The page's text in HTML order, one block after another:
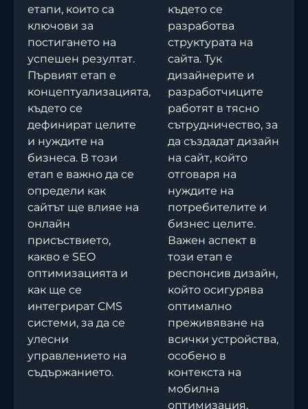
етапи, които са
ключови за
постигането на
успешен резултат.
Първият етап е
концептуализацията,
където се
дефинират целите
и нуждите на
бизнесa. В този
етап е важно да се
определи как
сайтът ще влияе на
онлайн
присъствието,
какво е SEO
оптимизацията и
как ще се
интегрират CMS
системи, за да се
улесни
управлението на
съдържанието.
където се
разработва
структурата на
сайта. Тук
дизайнерите и
разработчиците
работят в тясно
сътрудничество, за
да създадат дизайн
на сайт, който
отговаря на
нуждите на
потребителите и
бизнес целите.
Важен аспект в
този етап е
респонсив дизайн,
който осигурява
оптимално
преживяване на
всички устройства,
особено в
контекста на
мобилна
оптимизация.